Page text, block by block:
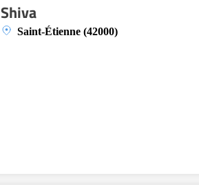
Shiva
Saint-Étienne (42000)